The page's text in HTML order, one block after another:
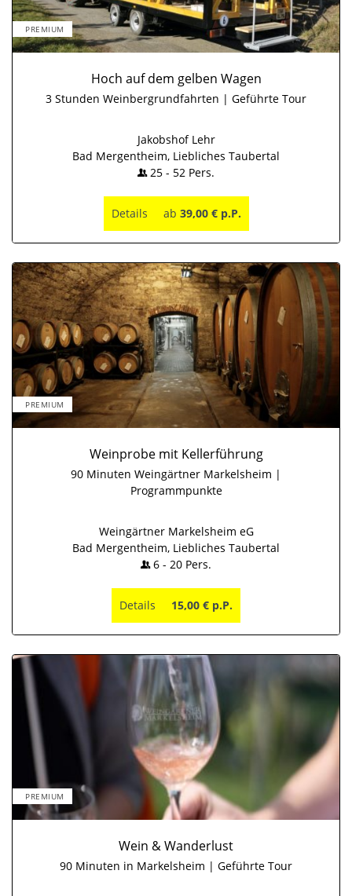
PREMIUM
Hoch auf dem gelben Wagen
3 Stunden Weinbergrundfahrten | Geführte Tour
Jakobshof Lehr
Bad Mergentheim, Liebliches Taubertal
25 - 52 Pers.
Details ab 39,00 € p.P.
PREMIUM
Weinprobe mit Kellerführung
90 Minuten Weingärtner Markelsheim |
Programmpunkte
Weingärtner Markelsheim eG
Bad Mergentheim, Liebliches Taubertal
6 - 20 Pers.
Details 15,00 € p.P.
PREMIUM
Wein & Wanderlust
90 Minuten in Markelsheim | Geführte Tour